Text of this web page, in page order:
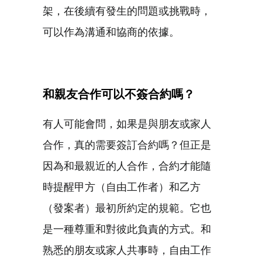
架，在後續有發生的問題或挑戰時，
可以作為溝通和協商的依據。
和親友合作可以不簽合約嗎？
有人可能會問，如果是與朋友或家人
合作，真的需要簽訂合約嗎？但正是
因為和最親近的人合作，合約才能隨
時提醒甲方（自由工作者）和乙方
（發案者）最初所約定的規範。它也
是一種尊重和對彼此負責的方式。和
熟悉的朋友或家人共事時，自由工作